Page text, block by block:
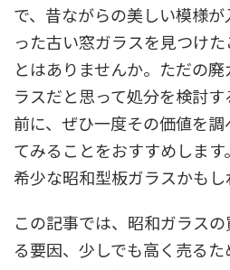
で、昔ながらの美しい模様が
った古い窓ガラスを見つけた
とはありませんか。ただの廃
ラスだと思って処分を検討す
前に、ぜひ一度その価値を調
てみることをおすすめしま
希少な昭和型板ガラスかもし
この記事では、昭和ガラス
る要因、少しでも高く売る